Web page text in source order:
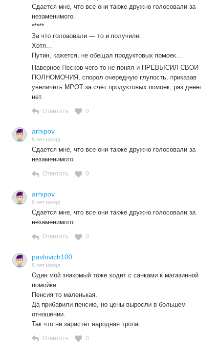
Сдается мне, что все они также дружно голосовали за
незаменимого.
*****
За что голоаовали — то и получили.
Хотя…
Путин, кажется, не обещал продуктовых помоек…
Наверное Песков чего-то не понял и ПРЕВЫСИЛ СВОИ
ПОЛНОМОЧИЯ, спорол очередную глупость, приказав
увеличить МРОТ за счёт продуктовых помоек, раз денег
нет.
Ответить 0
arhipov
8 лет назад
Сдается мне, что все они также дружно голосовали за
незаменимого.
Ответить 0
arhipov
8 лет назад
Сдается мне, что все они также дружно голосовали за
незаменимого.
Ответить 0
pavlovich100
8 лет назад
Один мой знакомый тоже ходит с санками к магазинной
помойке.
Пенсия то маленькая.
Да прибавили пенсию, но цены выросли в большем
отношении.
Так что не зарастёт народная тропа.
Ответить 0